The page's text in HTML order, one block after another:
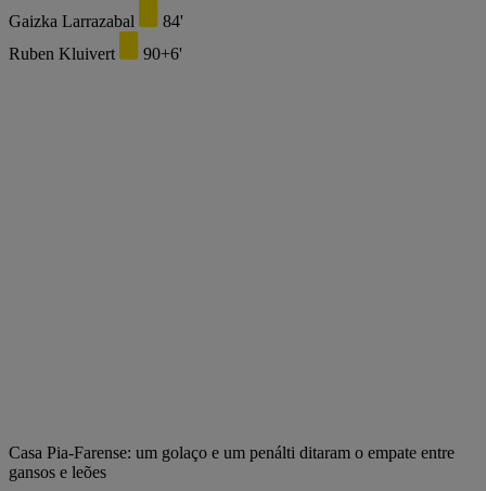
Gaizka Larrazabal
84'
Ruben Kluivert
90+6'
Casa Pia-Farense: um golaço e um penálti ditaram o empate entre
gansos e leões